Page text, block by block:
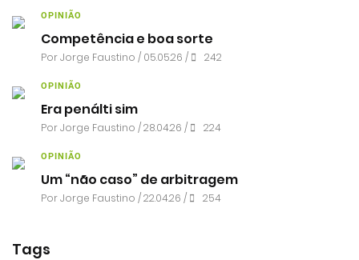
OPINIÃO
Competência e boa sorte
PorJorge Faustino / 05.05.26 / 242
OPINIÃO
Era penálti sim
PorJorge Faustino / 28.04.26 / 224
OPINIÃO
Um “não caso” de arbitragem
PorJorge Faustino / 22.04.26 / 254
Tags